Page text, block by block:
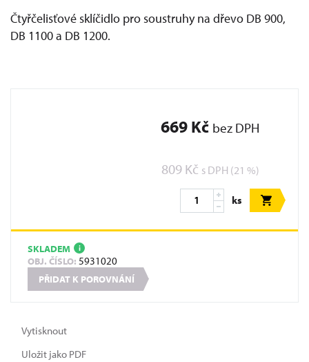
Čtyřčelisťové sklíčidlo pro soustruhy na dřevo DB 900,
DB 1100 a DB 1200.
669 Kč bez DPH
809 Kč s DPH (21 %)
ks
SKLADEM i
OBJ. ČÍSLO: 5931020
PŘIDAT K POROVNÁNÍ
Vytisknout
Uložit jako PDF